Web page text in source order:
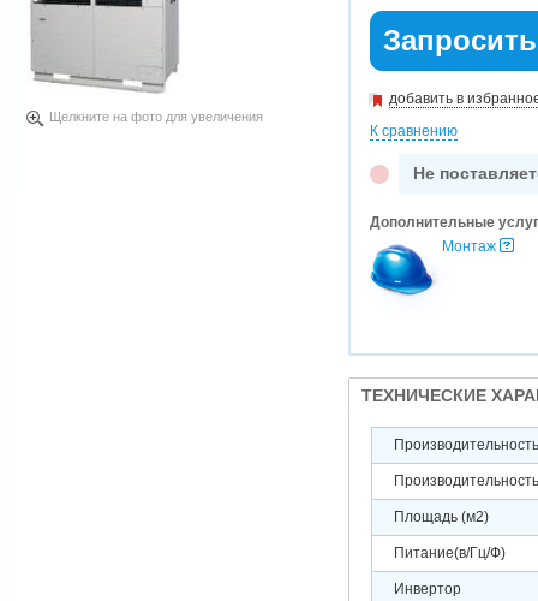
Щелкните на фото для увеличения
добавить в
К сравнению
Не
Дополнительные
Монтаж
ТЕХНИЧЕСКИЕ
Площадь (м2)
Питание(в/Гц/Ф)
Инвертор